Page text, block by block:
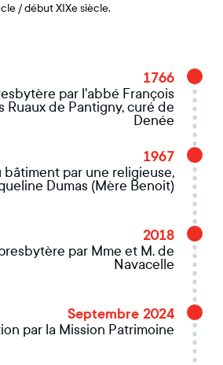
/ début XIXe siècle.
1766
par l'abbé François
Ruaux de Pantigny, curé de
Denée
1967
bâtiment par une religieuse,
Dumas (Mère Benoit)
2018
par Mme et M. de
Navacelle
Septembre 2024
par la Mission Patrimoine